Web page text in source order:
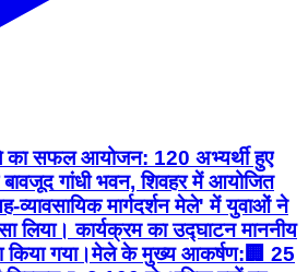
का सफल आयोजन: 120 अभ्यर्थी हुए
बावजूद गांधी भवन, शिवहर में आयोजित
व्यावसायिक मार्गदर्शन मेले' में युवाओं ने
लिया। कार्यक्रम का उद्घाटन माननीय
किया गया। ​मेले के मुख्य आकर्षण: ​🏢 25